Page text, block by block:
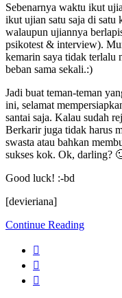
Sebenarnya waktu ikut
ikut ujian satu saja di satu
walaupun ujiannya
psikotest & interview).
kemarin saya tidak terlalu
beban sama sekali.:)
Jadi buat teman-teman
ini, selamat
santai saja. Kalau sudah
Berkarir juga tidak harus
swasta atau bahkan
sukses kok. Ok, darling?
Good luck! :-bd
[devieriana]
Continue Reading